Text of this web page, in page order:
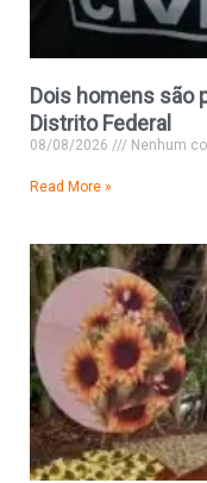
Dois homens são
Distrito Federal
08/08/2026 Nenhum
Read More »